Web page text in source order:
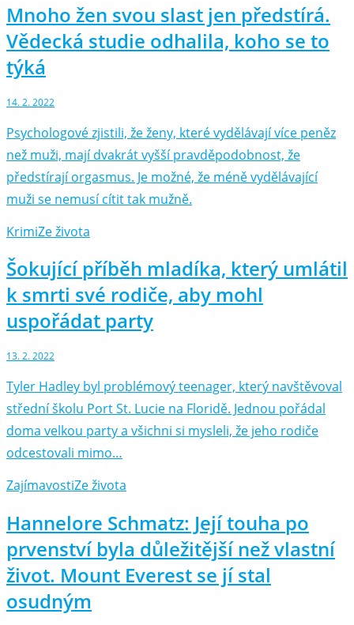
Mnoho žen svou slast jen předstírá.
Vědecká studie odhalila, koho se to
týká
14. 2. 2022
Psychologové zjistili, že ženy, které vydělávají více peněz
než muži, mají dvakrát vyšší pravděpodobnost, že
předstírají orgasmus. Je možné, že méně vydělávající
muži se nemusí cítit tak mužně.
KrimiZe života
Šokující příběh mladíka, který umlátil
k smrti své rodiče, aby mohl
uspořádat party
13. 2. 2022
Tyler Hadley byl problémový teenager, který navštěvoval
střední školu Port St. Lucie na Floridě. Jednou pořádal
doma velkou party a všichni si mysleli, že jeho rodiče
odcestovali mimo…
ZajímavostiZe života
Hannelore Schmatz: Její touha po
prvenství byla důležitější než vlastní
život. Mount Everest se jí stal
osudným